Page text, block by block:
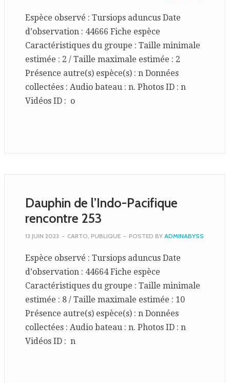
Espèce observé : Tursiops aduncus Date
d’observation : 44666 Fiche espèce
Caractéristiques du groupe : Taille minimale
estimée : 2 / Taille maximale estimée : 2
Présence autre(s) espèce(s) : n Données
collectées : Audio bateau : n. Photos ID : n
Vidéos ID : o
Dauphin de l’Indo-Pacifique
rencontre 253
13 JUIN 2023 - CARTO, PUBLIQUE - POSTED BY ADMINABYSS
Espèce observé : Tursiops aduncus Date
d’observation : 44664 Fiche espèce
Caractéristiques du groupe : Taille minimale
estimée : 8 / Taille maximale estimée : 10
Présence autre(s) espèce(s) : n Données
collectées : Audio bateau : n. Photos ID : n
Vidéos ID : n